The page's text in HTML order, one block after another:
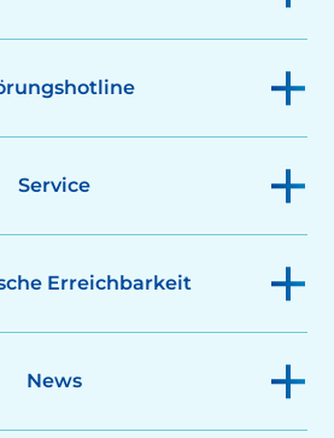
Service
Erreichbarkeit
News